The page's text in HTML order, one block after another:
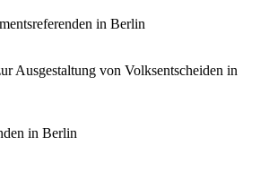
in Berlin
Ausgestaltung von Volksentscheiden in
in Berlin